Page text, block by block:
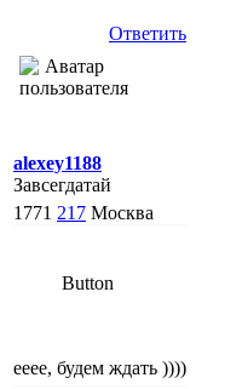
Ответить
alexey1188
Завсегдатай
1771 217 Москва
Button
ееее, будем ждать ))))